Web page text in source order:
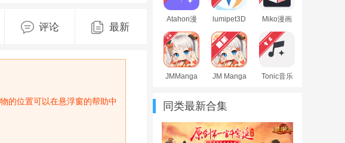
版v9.2.2最
新版
5.46.2最新
版
评论 最新
的位置可以在悬浮窗的帮助中
Atahon漫
下载最新
版
lumipet3D
安卓版
Miko漫画
卓版安装
包
JMManga
版
JM Manga
Tonic音乐
同类最新合集